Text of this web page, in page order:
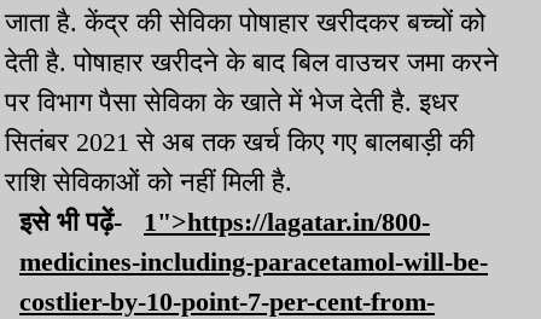
जाता है. केंद्र की सेविका पोषाहार खरीदकर बच्चों को
देती है. पोषाहार खरीदने के बाद बिल वाउचर जमा करने
पर विभाग पैसा सेविका के खाते में भेज देती है. इधर
सितंबर 2021 से अब तक खर्च किए गए बालबाड़ी की
राशि सेविकाओं को नहीं मिली है.
इसे भी पढ़ें- 1">https://lagatar.in/800-
medicines-including-paracetamol-will-be-
costlier-by-10-point-7-per-cent-from-